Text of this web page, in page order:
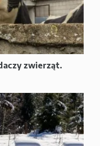
zwierząt.